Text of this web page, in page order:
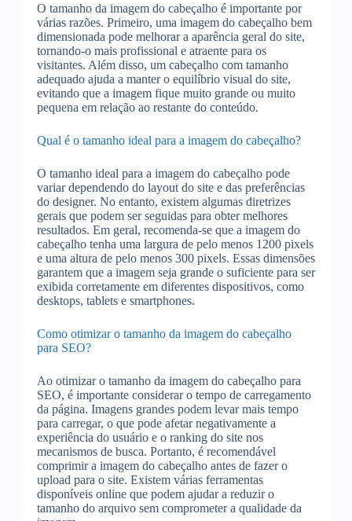
O tamanho da imagem do cabeçalho é importante por
várias razões. Primeiro, uma imagem do cabeçalho bem
dimensionada pode melhorar a aparência geral do site,
tornando-o mais profissional e atraente para os
visitantes. Além disso, um cabeçalho com tamanho
adequado ajuda a manter o equilíbrio visual do site,
evitando que a imagem fique muito grande ou muito
pequena em relação ao restante do conteúdo.
Qual é o tamanho ideal para a imagem do cabeçalho?
O tamanho ideal para a imagem do cabeçalho pode
variar dependendo do layout do site e das preferências
do designer. No entanto, existem algumas diretrizes
gerais que podem ser seguidas para obter melhores
resultados. Em geral, recomenda-se que a imagem do
cabeçalho tenha uma largura de pelo menos 1200 pixels
e uma altura de pelo menos 300 pixels. Essas dimensões
garantem que a imagem seja grande o suficiente para ser
exibida corretamente em diferentes dispositivos, como
desktops, tablets e smartphones.
Como otimizar o tamanho da imagem do cabeçalho
para SEO?
Ao otimizar o tamanho da imagem do cabeçalho para
SEO, é importante considerar o tempo de carregamento
da página. Imagens grandes podem levar mais tempo
para carregar, o que pode afetar negativamente a
experiência do usuário e o ranking do site nos
mecanismos de busca. Portanto, é recomendável
comprimir a imagem do cabeçalho antes de fazer o
upload para o site. Existem várias ferramentas
disponíveis online que podem ajudar a reduzir o
tamanho do arquivo sem comprometer a qualidade da